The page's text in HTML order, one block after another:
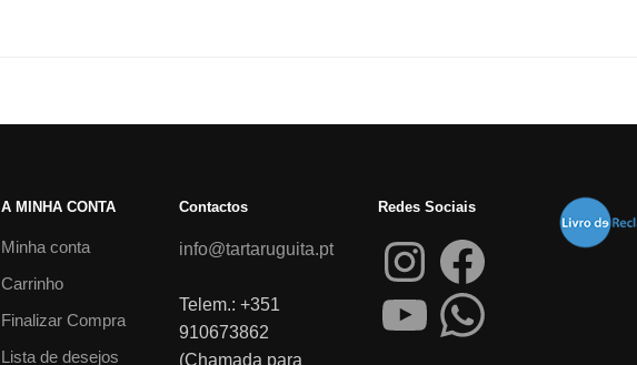
A MINHA CONTA
Minha conta
Carrinho
Finalizar Compra
Lista de desejos
Contactos
info@tartaruguita.pt
Telem.: +351
910673862
(Chamada para
Redes Sociais